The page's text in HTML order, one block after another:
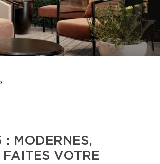
: MODERNES,
VOTRE